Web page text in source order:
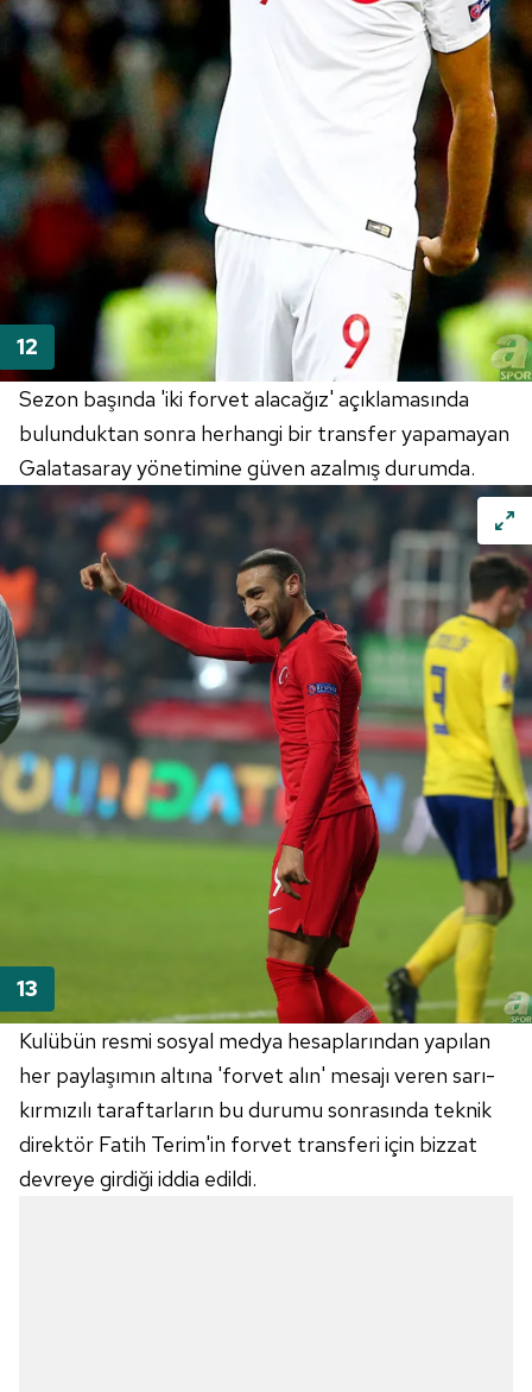
almak için lütfen
tıklayınız
Sezon başında 'iki forvet alacağız' açıklamasında
bulunduktan sonra herhangi bir transfer yapamayan
Galatasaray yönetimine güven azalmış durumda.
Kulübün resmi sosyal medya hesaplarından yapılan
her paylaşımın altına 'forvet alın' mesajı veren sarı-
kırmızılı taraftarların bu durumu sonrasında teknik
direktör Fatih Terim'in forvet transferi için bizzat
devreye girdiği iddia edildi.